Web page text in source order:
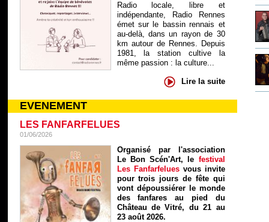
Radio locale, libre et
indépendante, Radio Rennes
émet sur le bassin rennais et
au-delà, dans un rayon de 30
km autour de Rennes. Depuis
1981, la station cultive la
même passion : la culture...
Lire la suite
EVENEMENT
LES FANFARFELUES
01/06/2026
Organisé par l'association
Le Bon Scén'Art, le festival
Les Fanfarfelues vous invite
pour trois jours de fête qui
vont dépoussiérer le monde
des fanfares au pied du
Château de Vitré, du 21 au
23 août 2026.